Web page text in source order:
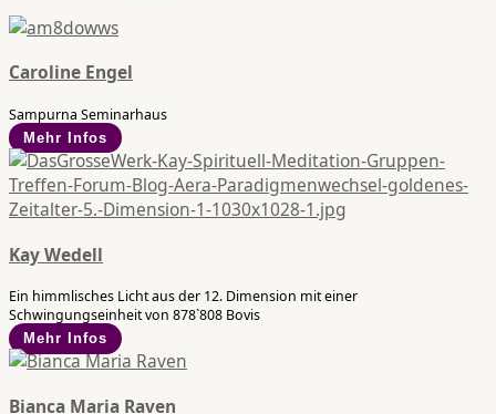
Caroline Engel
Sampurna Seminarhaus
Mehr Infos
Kay Wedell
Ein himmlisches Licht aus der 12. Dimension mit einer
Schwingungseinheit von 878`808 Bovis
Mehr Infos
Bianca Maria Raven